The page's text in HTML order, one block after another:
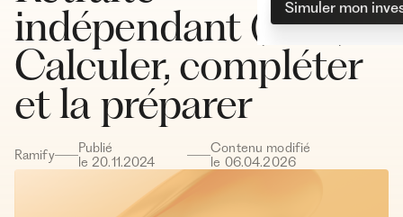
Simuler mon
indépendant (TNS) :
Calculer, compléter
et la préparer
Ramify
Publié
le20.11.2024
Contenu modifié
le 06.04.2026